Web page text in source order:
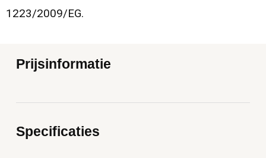
1223/2009/EG.
Prijsinformatie
Specificaties